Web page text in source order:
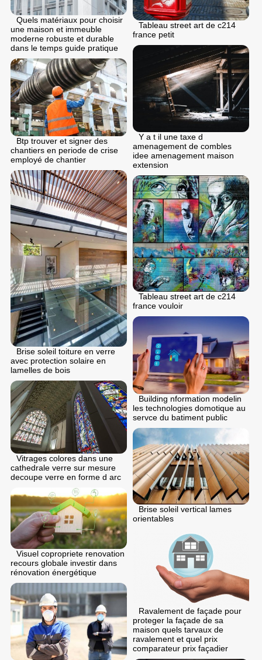
Quels matériaux pour choisir
une maison et immeuble
moderne robuste et durable
dans le temps guide pratique
Tableau street art de c214
france petit
Y a t il une taxe d
amenagement de combles
idee amenagement maison
extension
Btp trouver et signer des
chantiers en periode de crise
employé de chantier
Brise soleil toiture en verre
avec protection solaire en
lamelles de bois
Tableau street art de c214
france vouloir
Building nformation modelin
les technologies domotique au
servce du batiment public
Vitrages colores dans une
cathedrale verre sur mesure
decoupe verre en forme d arc
Brise soleil vertical lames
orientables
Visuel copropriete renovation
recours globale investir dans
rénovation énergétique
Ravalement de façade pour
proteger la façade de sa
maison quels tarvaux de
ravalement et quel prix
comparateur prix façadier